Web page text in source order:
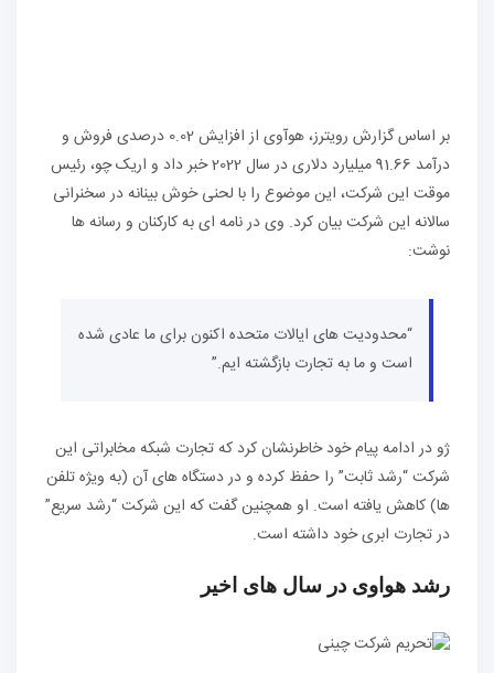
بر اساس گزارش رویترز، هوآوی از افزایش 0.02 درصدی فروش و
درآمد 91.66 میلیارد دلاری در سال 2022 خبر داد و اریک چو، رئیس
موقت این شرکت، این موضوع را با لحنی خوش بینانه در سخنرانی
سالانه این شرکت بیان کرد. وی در نامه ای به کارکنان و رسانه ها
نوشت:
“محدودیت های ایالات متحده اکنون برای ما عادی شده
است و ما به تجارت بازگشته ایم.”
ژو در ادامه پیام خود خاطرنشان کرد که تجارت شبکه مخابراتی این
شرکت “رشد ثابت” را حفظ کرده و در دستگاه های آن (به ویژه تلفن
ها) کاهش یافته است. او همچنین گفت که این شرکت “رشد سریع”
در تجارت ابری خود داشته است.
رشد هواوی در سال های اخیر